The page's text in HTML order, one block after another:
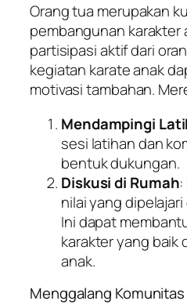
Orang tua merupakan
pembangunan karakter
partisipasi aktif dari
kegiatan karate anak
motivasi tambahan.
Mendampingi
sesi latihan dan
bentuk dukungan.
Diskusi di Rumah
nilai yang
Ini dapat
karakter yang baik
anak.
Menggalang Komunitas